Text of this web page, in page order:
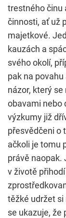
trestného činu
činnosti, ať už
majetkové.
kauzách a
svého okolí,
pak na
názor, který
obavami nebo
výzkumy již
přesvědčeni o
ačkoli je tomu
právě naopak.
v životě
těžké udržet si
se ukazuje, že